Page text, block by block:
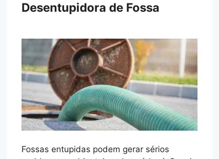
Desentupidora de Fossa
Fossas entupidas podem gerar sérios